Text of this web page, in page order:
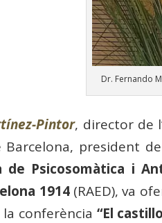
Dr. Fernando
Pintor, director de
Barcelona, ​​president
de Psicosomàtica i
1914(RAED), va
la conferència “El